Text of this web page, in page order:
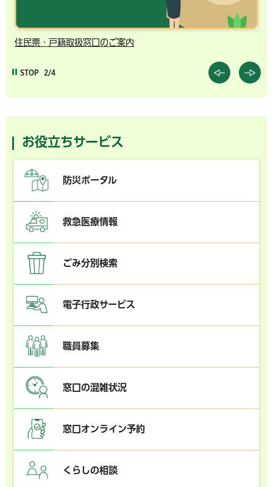
住民票・戸籍取扱窓口のご案内
STOP 2/4
お役立ちサービス
防災ポータル
救急医療情報
ごみ分別検索
電子行政サービス
職員募集
窓口の混雑状況
窓口オンライン予約
くらしの相談